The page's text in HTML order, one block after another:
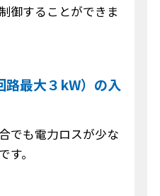
御することができま
路最大３kW）の入
でも電力ロスが少な
。